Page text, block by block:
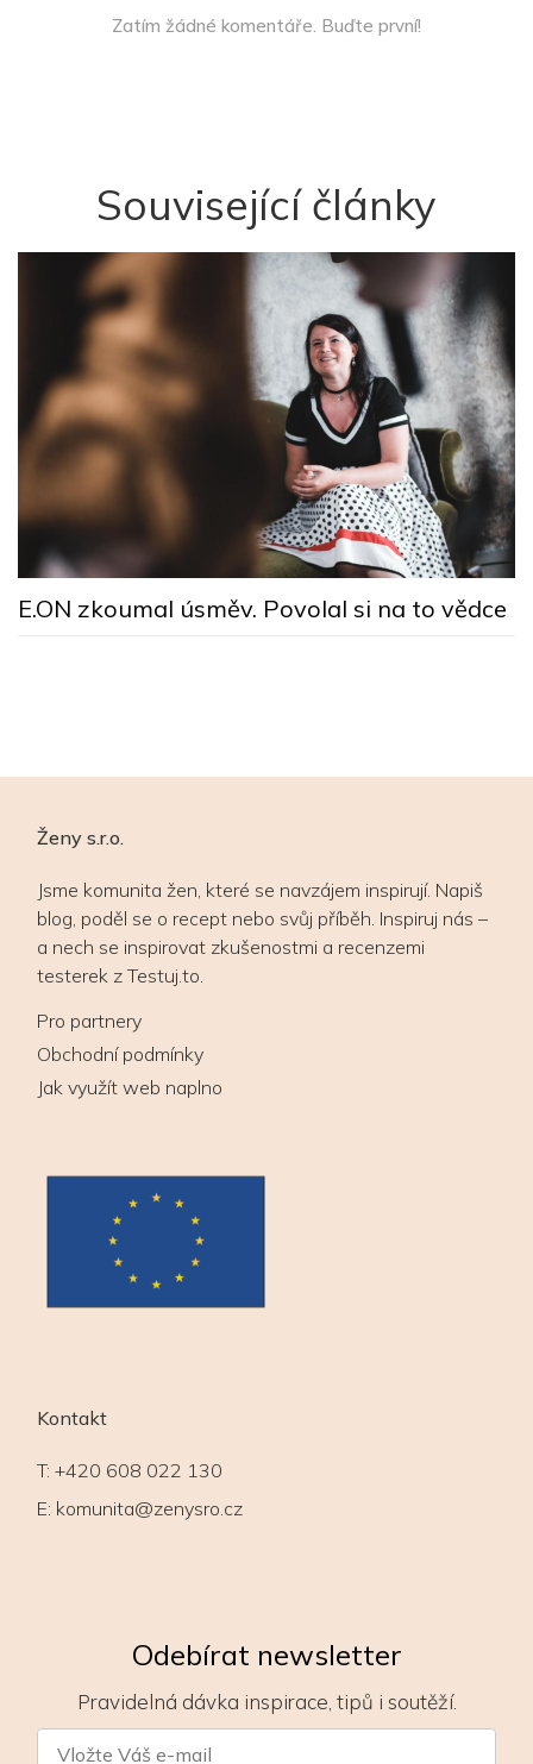
Zatím žádné komentáře. Buďte první!
Související články
E.ON zkoumal úsměv. Povolal si na to vědce
Ženy s.r.o.
Jsme komunita žen, které se navzájem inspirují. Napiš
blog, poděl se o recept nebo svůj příběh. Inspiruj nás –
a nech se inspirovat zkušenostmi a recenzemi
testerek z Testuj.to.
Pro partnery
Obchodní podmínky
Jak využít web naplno
Kontakt
T: +420 608 022 130
E: komunita@zenysro.cz
Odebírat newsletter
Pravidelná dávka inspirace, tipů i soutěží.